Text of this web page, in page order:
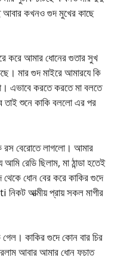
আবার কখনও গুদ মুখের কাছে
করে আমার ধোনের গুতার সুখ
মার গুদ মাইরে আমারযে কি
এভাবে করতে করতে মা বলতে
তাই শুনে কাকি বললো এর পর
রস বেরোতে লাগলো। আমার
রেডি ছিলাম, মা ঠান্ডা হতেই
ধোন বের করে কাকির গুদে
আত্মীয় প্রায় সকল মাগীর
কাকির গুদে কোন বার চির
আবার আমার ধোন ফচাত